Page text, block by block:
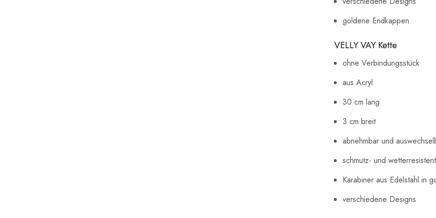
goldene Endkappen
VELLY VAY Kette
ohne Verbindungsstück
aus Acryl
30 cm lang
3 cm breit
abnehmbar und
schmutz- und wetterresistent
Karabiner aus Edelstahl in
verschiedene Designs